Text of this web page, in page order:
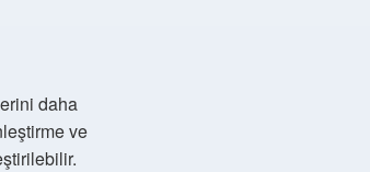
daha
ve